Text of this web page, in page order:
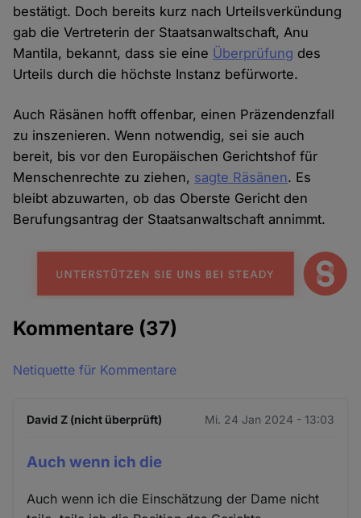
bestätigt. Doch bereits kurz nach Urteilsverkündung
gab die Vertreterin der Staatsanwaltschaft, Anu
Mantila, bekannt, dass sie eine Überprüfung des
Urteils durch die höchste Instanz befürworte.
Auch Räsänen hofft offenbar, einen Präzendenzfall
zu inszenieren. Wenn notwendig, sei sie auch
bereit, bis vor den Europäischen Gerichtshof für
Menschenrechte zu ziehen, sagte Räsänen. Es
bleibt abzuwarten, ob das Oberste Gericht den
Berufungsantrag der Staatsanwaltschaft annimmt.
Kommentare (37)
Netiquette für Kommentare
David Z (nicht überprüft) Mi. 24 Jan 2024 - 13:03
Auch wenn ich die
Auch wenn ich die Einschätzung der Dame nicht